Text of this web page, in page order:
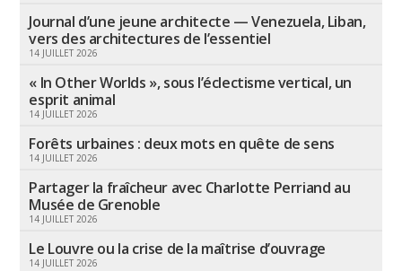
Journal d’une jeune architecte — Venezuela, Liban,
vers des architectures de l’essentiel
14 JUILLET 2026
« In Other Worlds », sous l’éclectisme vertical, un
esprit animal
14 JUILLET 2026
Forêts urbaines : deux mots en quête de sens
14 JUILLET 2026
Partager la fraîcheur avec Charlotte Perriand au
Musée de Grenoble
14 JUILLET 2026
Le Louvre ou la crise de la maîtrise d’ouvrage
14 JUILLET 2026